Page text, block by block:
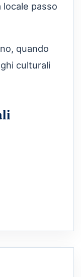
locale passo
quando
culturali